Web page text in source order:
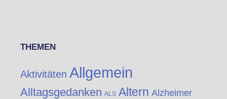
THEMEN
Aktivitäten Allgemein
Alltagsgedanken ALS Altern Alzheimer